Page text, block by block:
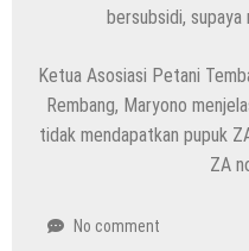
bersubsidi, supaya
Ketua Asosiasi Petani
Rembang, Maryono
tidak mendapatkan pupuk
ZA
No comment